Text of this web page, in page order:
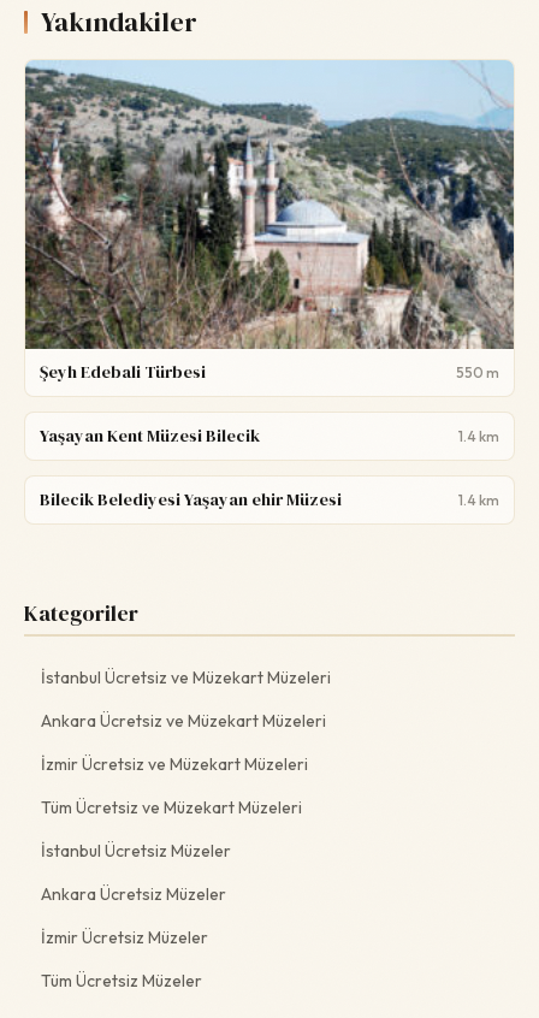
Yakındakiler
Şeyh Edebali Türbesi 550 m
Yaşayan Kent Müzesi Bilecik 1.4 km
Bilecik Belediyesi Yaşayan ehir Müzesi 1.4 km
Kategoriler
İstanbul Ücretsiz ve Müzekart Müzeleri
Ankara Ücretsiz ve Müzekart Müzeleri
İzmir Ücretsiz ve Müzekart Müzeleri
Tüm Ücretsiz ve Müzekart Müzeleri
İstanbul Ücretsiz Müzeler
Ankara Ücretsiz Müzeler
İzmir Ücretsiz Müzeler
Tüm Ücretsiz Müzeler